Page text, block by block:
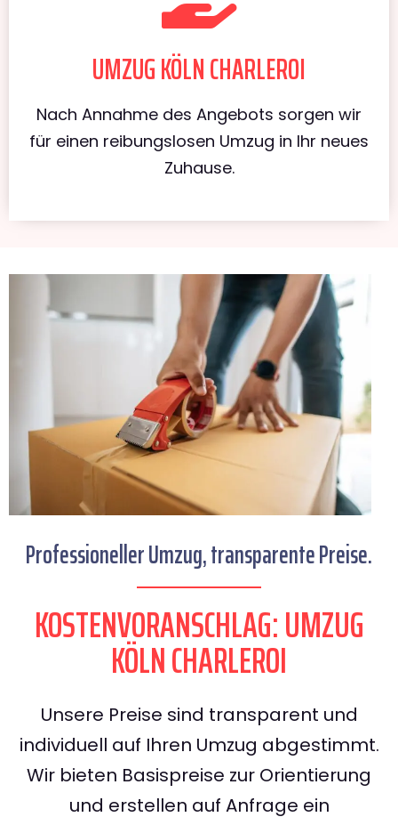
UMZUG KÖLN CHARLEROI
Nach Annahme des Angebots sorgen wir
für einen reibungslosen Umzug in Ihr neues
Zuhause.
Professioneller Umzug, transparente Preise.
KOSTENVORANSCHLAG: UMZUG
KÖLN CHARLEROI
Unsere Preise sind transparent und
individuell auf Ihren Umzug abgestimmt.
Wir bieten Basispreise zur Orientierung
und erstellen auf Anfrage ein